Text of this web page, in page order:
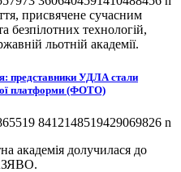
присвячене сучасним
безпілотних технологій,
льотній академії.
представники УДЛА стали
платформи (ФОТО)
академія долучилася до